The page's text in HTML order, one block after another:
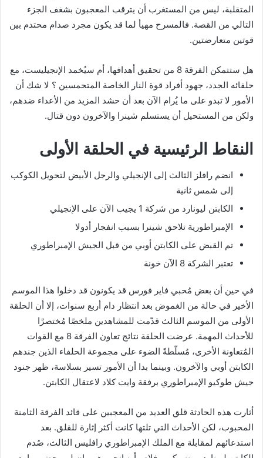
المتقلبة، ليس من المستغرب أن يترقب المعجبون بشغف الجزء
التالي من القصة. فالمسرح مهيأ لما قد يكون مجرد صدام محتدم بين
قوتين متعارضتين.
هل ستتمكن الفرقة 8 من تحقيق أهدافها، أم سيُخمد الإنجيليست، مع
حلفائه الجدد، جهود أفراد قوة النار الخاصة المتحمسين ؟ لا شك أن
الأمور لا تبدو على ما يُرام الآن بعد أن حشد المزيد من الأعداء ضدهم،
ولكن من المستحيل أن يستسلم شينرا والآخرون دون قتال.
النقاط الرئيسية في الحلقة الأولى
انضم رافلز الثالث إلى الإنجيلي والرجل الأبيض لتحويل الكوكب
إلى شمس ثانية
الكابتن ليونارد من شركة 1 يجيب الآن على الإنجيلي
الإمبراطورية تلاحق شينرا بسبب انفجار أدولا
تم القبض على الكابتن أوبي من قبل الجيش الإمبراطوري
تعتبر الشركة 8 الآن خونة
في حين أن بعض مُحبي فاير فورس قد يكونون قد دخلوا هذا الموسم
الأخير في حالة من الغموض بعد انتظار دام أربع سنوات، إلا أن الحلقة
الأولى من الموسم الثالث قدّمت للمشاهدين ملخصًا مُختصرًا
للأحداث المهمة. عرضت الحلقة نتائج تعاون الفرقة 8 مع القوات
المُتعاونة الأخرى، مُسلّطةً الضوء على مجموعة الحلفاء الذين جندهم
الكابتن أوبي والآخرون. وبينما بدا أن الأمور تسير بسلاسة، ظهر جنود
جيش طوكيو الإمبراطوري برفقة وايت كلاد لاعتقال الكابتن.
أثارت هذه الحادثة قلق العديد من المعجبين على قائد الفرقة الثامنة
المحبوب، لكن الأحداث التي تلتها كانت أكثر إثارة للقلق. بعد
استدعائهم لمقابلة مع الملك الإمبراطوري رافليس الثالث، صُدم